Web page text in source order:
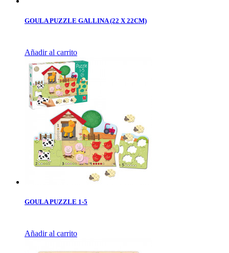
GOULA PUZZLE GALLINA (22 X 22CM)
Añadir al carrito
GOULA PUZZLE 1-5
Añadir al carrito